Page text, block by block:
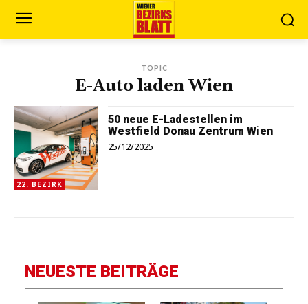
TOPIC
E-Auto laden Wien
22. BEZIRK
50 neue E-Ladestellen im
Westfield Donau Zentrum Wien
25/12/2025
NEUESTE BEITRÄGE